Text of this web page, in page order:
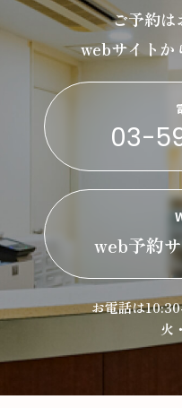
ご予約は
webサイトか
03-
web予約
お電話は
火